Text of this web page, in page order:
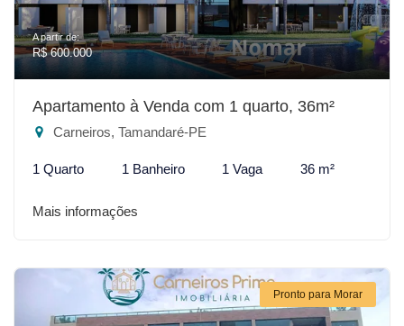
A partir de:
R$ 600.000
Apartamento à Venda com 1 quarto, 36m²
Carneiros, Tamandaré-PE
1 Quarto 1 Banheiro 1 Vaga 36 m²
Mais informações
Pronto para Morar